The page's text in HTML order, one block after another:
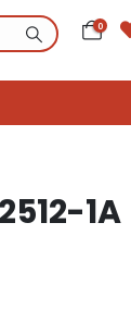
0
1A